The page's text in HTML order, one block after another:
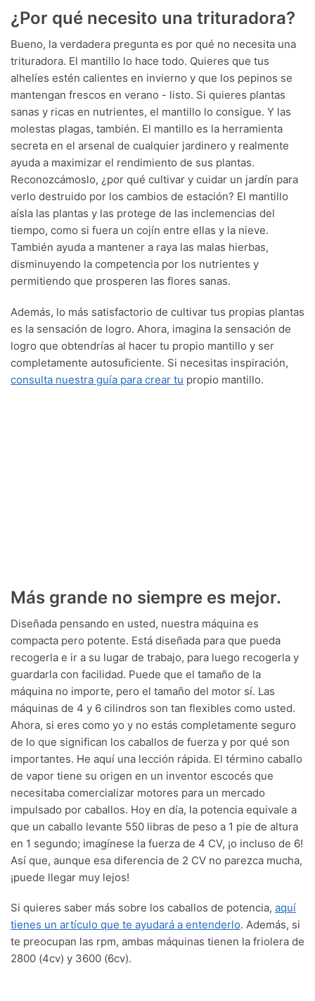
¿Por qué necesito una trituradora?
Bueno, la verdadera pregunta es por qué no necesita una
trituradora. El mantillo lo hace todo. Quieres que tus
alhelíes estén calientes en invierno y que los pepinos se
mantengan frescos en verano - listo. Si quieres plantas
sanas y ricas en nutrientes, el mantillo lo consigue. Y las
molestas plagas, también. El mantillo es la herramienta
secreta en el arsenal de cualquier jardinero y realmente
ayuda a maximizar el rendimiento de sus plantas.
Reconozcámoslo, ¿por qué cultivar y cuidar un jardín para
verlo destruido por los cambios de estación? El mantillo
aísla las plantas y las protege de las inclemencias del
tiempo, como si fuera un cojín entre ellas y la nieve.
También ayuda a mantener a raya las malas hierbas,
disminuyendo la competencia por los nutrientes y
permitiendo que prosperen las flores sanas.
Además, lo más satisfactorio de cultivar tus propias plantas
es la sensación de logro. Ahora, imagina la sensación de
logro que obtendrías al hacer tu propio mantillo y ser
completamente autosuficiente. Si necesitas inspiración,
consulta nuestra guía para crear tu propio mantillo.
Más grande no siempre es mejor.
Diseñada pensando en usted, nuestra máquina es
compacta pero potente. Está diseñada para que pueda
recogerla e ir a su lugar de trabajo, para luego recogerla y
guardarla con facilidad. Puede que el tamaño de la
máquina no importe, pero el tamaño del motor sí. Las
máquinas de 4 y 6 cilindros son tan flexibles como usted.
Ahora, si eres como yo y no estás completamente seguro
de lo que significan los caballos de fuerza y por qué son
importantes. He aquí una lección rápida. El término caballo
de vapor tiene su origen en un inventor escocés que
necesitaba comercializar motores para un mercado
impulsado por caballos. Hoy en día, la potencia equivale a
que un caballo levante 550 libras de peso a 1 pie de altura
en 1 segundo; imagínese la fuerza de 4 CV, ¡o incluso de 6!
Así que, aunque esa diferencia de 2 CV no parezca mucha,
¡puede llegar muy lejos!
Si quieres saber más sobre los caballos de potencia, aquí
tienes un artículo que te ayudará a entenderlo. Además, si
te preocupan las rpm, ambas máquinas tienen la friolera de
2800 (4cv) y 3600 (6cv).